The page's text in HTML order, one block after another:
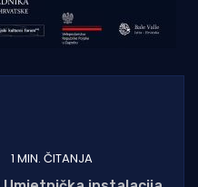
1 MIN. ČITANJA